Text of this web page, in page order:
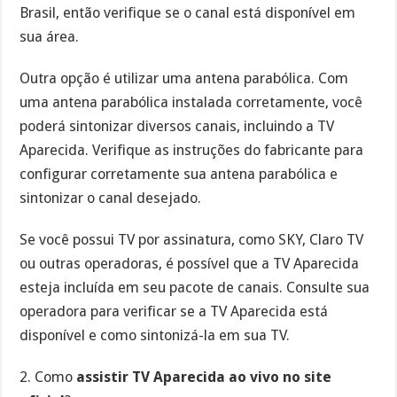
Brasil, então verifique se o canal está disponível em
sua área.
Outra opção é utilizar uma antena parabólica. Com
uma antena parabólica instalada corretamente, você
poderá sintonizar diversos canais, incluindo a TV
Aparecida. Verifique as instruções do fabricante para
configurar corretamente sua antena parabólica e
sintonizar o canal desejado.
Se você possui TV por assinatura, como SKY, Claro TV
ou outras operadoras, é possível que a TV Aparecida
esteja incluída em seu pacote de canais. Consulte sua
operadora para verificar se a TV Aparecida está
disponível e como sintonizá-la em sua TV.
2. Como assistir TV Aparecida ao vivo no site